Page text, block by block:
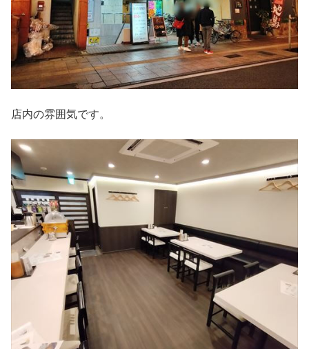
店内の雰囲気です。